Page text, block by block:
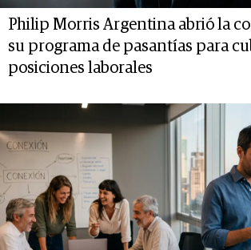
Philip Morris Argentina abrió la
su programa de pasantías para
posiciones laborales